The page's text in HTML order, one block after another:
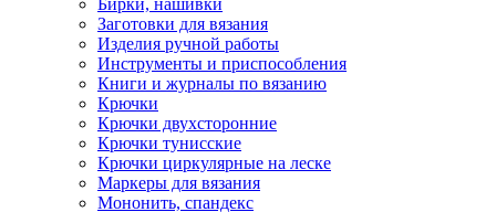
Бирки, нашивки
Заготовки для вязания
Изделия ручной работы
Инструменты и приспособления
Книги и журналы по вязанию
Крючки
Крючки двухсторонние
Крючки тунисские
Крючки циркулярные на леске
Маркеры для вязания
Мононить, спандекс